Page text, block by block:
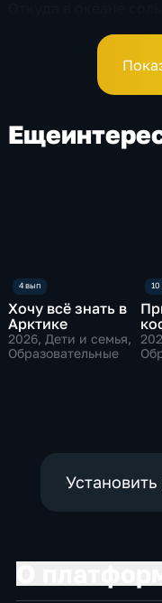
Еще
Хочу всё знать в
Арктике
2026, Дети и семья,
Образовательные